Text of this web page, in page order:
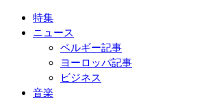
特集
ニュース
ベルギー記事
ヨーロッパ記事
ビジネス
音楽